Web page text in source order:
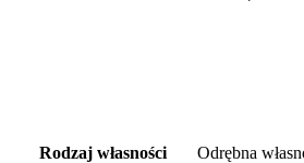
Rodzaj własności Odrębna